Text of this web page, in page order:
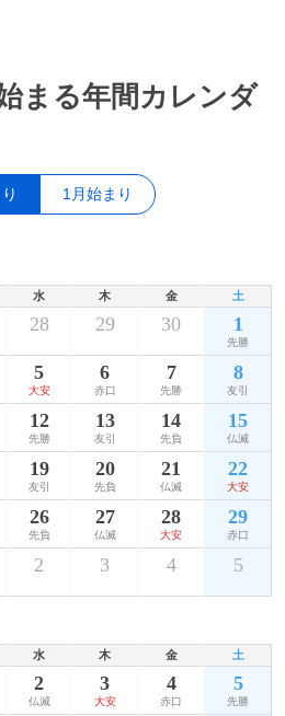
まる年間カレンダ
1月始まり
水 木 金 土
28 29 30 1
先勝
5
大安
6
赤口
7
先勝
8
友引
12
先勝
13
友引
14
先負
15
仏滅
19
友引
20
先負
21
仏滅
22
大安
26
先負
27
仏滅
28
大安
29
赤口
2 3 4 5
水 木 金 土
2
仏滅
3
大安
4
赤口
5
先勝